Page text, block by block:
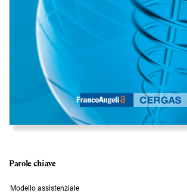
Parole chiave
Modello assistenziale